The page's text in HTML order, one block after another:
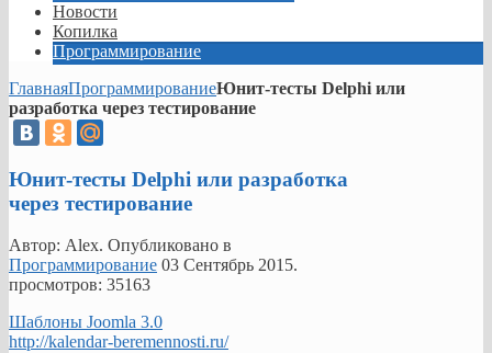
Новости
Копилка
Программирование
ГлавнаяПрограммированиеЮнит-тесты Delphi или
разработка через тестирование
Юнит-тесты Delphi или разработка
через тестирование
Автор: Alex. Опубликовано в
Программирование 03 Сентябрь 2015.
просмотров: 35163
Шаблоны Joomla 3.0
http://kalendar-beremennosti.ru/